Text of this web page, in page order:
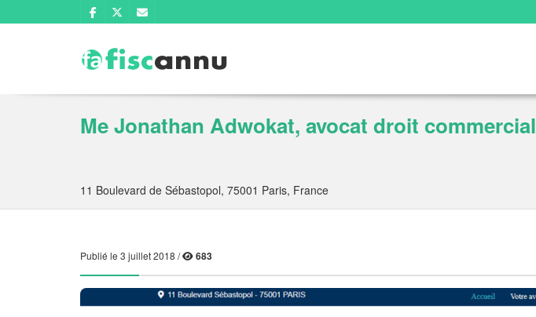
Me Jonathan Adwokat, avocat droit commercial
11 Boulevard de Sébastopol, 75001 Paris, France
Publié le 3 juillet 2018 / 683